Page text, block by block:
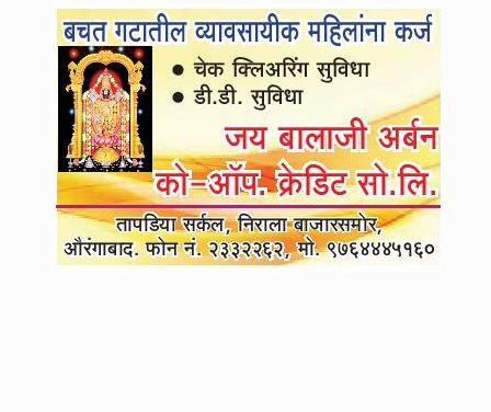
व्हॉट्सअपला स्टेटस ठेवत वरिष्ठांच्या जाचाला कंटाळून शिक्षकाची दोन मुले आणि
गाडीसह नदीपात्रात उडी...